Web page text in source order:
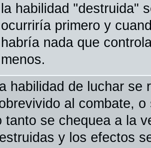
la habilidad "destruida"
ocurriría primero y
habría nada que
menos.
habilidad de luchar se
al combate,
tanto se chequea a la
y los efectos